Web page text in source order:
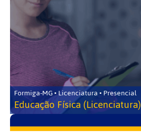
Formiga-MG • Licenciatura • Presencial
Educação Física (Licenciatura)